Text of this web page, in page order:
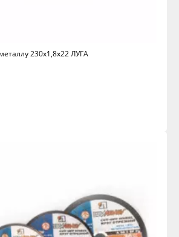
230х1,8х22 ЛУГА